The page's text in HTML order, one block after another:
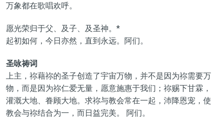
万象都在歌唱欢呼。
愿光荣归于父、及子、及圣神。*
起初如何，今日亦然，直到永远。阿们。
圣咏祷词
上主，祢藉祢的圣子创造了宇宙万物，并不是因为祢需要万
物，而是因为祢仁爱无量，愿意施惠于我们；祢赐下甘霖，
灌溉大地、眷顾大地。求祢与教会常在一起，沛降恩宠，使
教会与祢结合为一，而日益完美。 阿们。